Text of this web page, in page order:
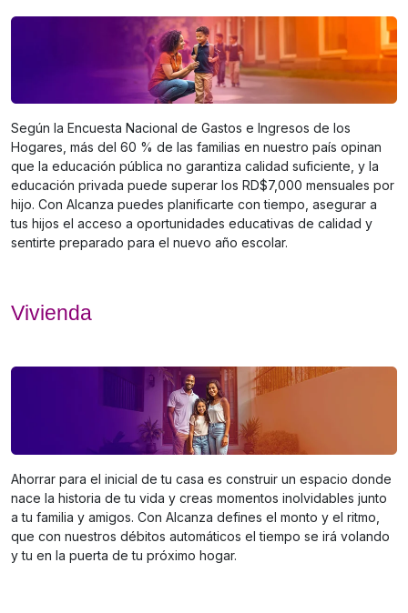
Según la Encuesta Nacional de Gastos e Ingresos de los
Hogares, más del 60 % de las familias en nuestro país opinan
que la educación pública no garantiza calidad suficiente, y la
educación privada puede superar los RD$7,000 mensuales por
hijo. Con Alcanza puedes planificarte con tiempo, asegurar a
tus hijos el acceso a oportunidades educativas de calidad y
sentirte preparado para el nuevo año escolar.
Vivienda
Ahorrar para el inicial de tu casa es construir un espacio donde
nace la historia de tu vida y creas momentos inolvidables junto
a tu familia y amigos. Con Alcanza defines el monto y el ritmo,
que con nuestros débitos automáticos el tiempo se irá volando
y tu en la puerta de tu próximo hogar.